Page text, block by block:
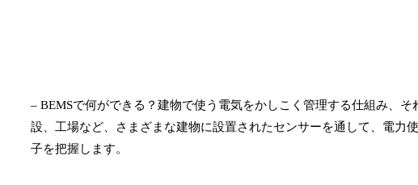
– BEMSで何ができる？建物で使う電気をかしこく管理する仕組み、
設、工場など、さまざまな建物に設置されたセンサーを通して、電力
子を把握します。